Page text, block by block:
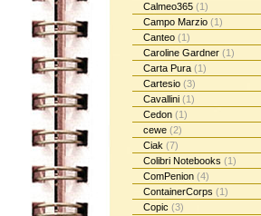
Calmeo365 (1)
Campo Marzio (1)
Canteo (1)
Caroline Gardner (1)
Carta Pura (1)
Cartesio (3)
Cavallini (1)
Cedon (1)
cewe (2)
Ciak (7)
Colibri Notebooks (1)
ComPenion (4)
ContainerCorps (1)
Copic (3)